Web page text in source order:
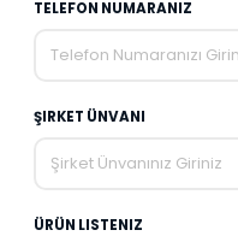
TELEFON NUMARANIZ
ŞIRKET ÜNVANI
ÜRÜN LISTENIZ